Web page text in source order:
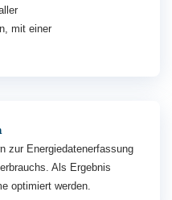
mit einer
zur Energiedatenerfassung
Als Ergebnis
optimiert werden.